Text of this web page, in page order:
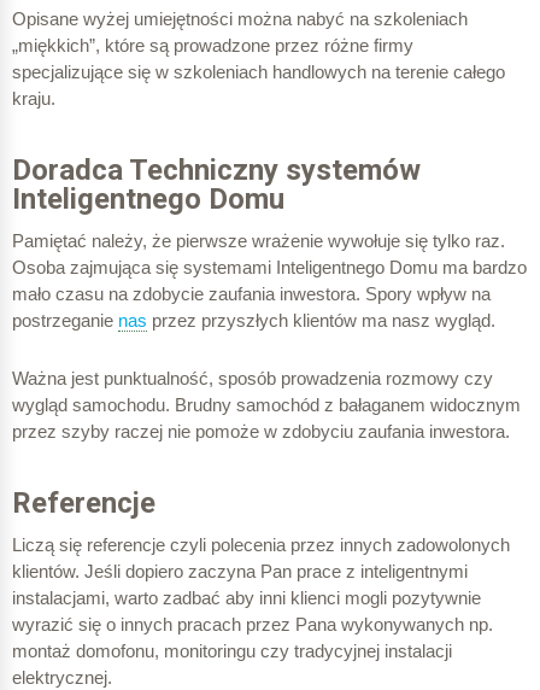
Opisane wyżej umiejętności można nabyć na szkoleniach
„miękkich”, które są prowadzone przez różne firmy
specjalizujące się w szkoleniach handlowych na terenie całego
kraju.
Doradca Techniczny systemów
Inteligentnego Domu
Pamiętać należy, że pierwsze wrażenie wywołuje się tylko raz.
Osoba zajmująca się systemami Inteligentnego Domu ma bardzo
mało czasu na zdobycie zaufania inwestora. Spory wpływ na
postrzeganie nas przez przyszłych klientów ma nasz wygląd.
Ważna jest punktualność, sposób prowadzenia rozmowy czy
wygląd samochodu. Brudny samochód z bałaganem widocznym
przez szyby raczej nie pomoże w zdobyciu zaufania inwestora.
Referencje
Liczą się referencje czyli polecenia przez innych zadowolonych
klientów. Jeśli dopiero zaczyna Pan prace z inteligentnymi
instalacjami, warto zadbać aby inni klienci mogli pozytywnie
wyrazić się o innych pracach przez Pana wykonywanych np.
montaż domofonu, monitoringu czy tradycyjnej instalacji
elektrycznej.